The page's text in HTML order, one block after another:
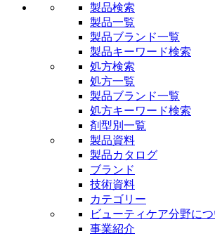
製品検索
製品一覧
製品ブランド一覧
製品キーワード検索
処方検索
処方一覧
製品ブランド一覧
処方キーワード検索
剤型別一覧
製品資料
製品カタログ
ブランド
技術資料
カテゴリー
ビューティケア分野につ
事業紹介